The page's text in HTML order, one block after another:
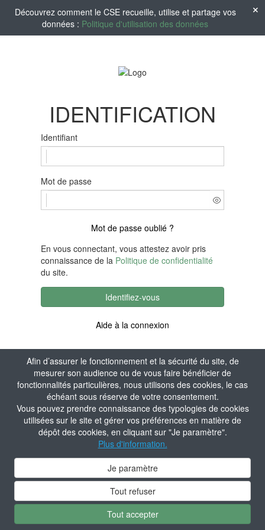
Afin d’assurer le fonctionnement et la sécurité du site, de
mesurer son audience ou de vous faire bénéficier de
fonctionnalités particulières, nous utilisons des cookies, le cas
échéant sous réserve de votre consentement.
Vous pouvez prendre connaissance des typologies de cookies
utilisées sur le site et gérer vos préférences en matière de
dépôt des cookies, en cliquant sur "Je paramètre".
Plus d'information.
Je paramètre
Tout refuser
Tout accepter
Découvrez comment le CSE recueille, utilise et partage vos
données : Politique d'utilisation des données
IDENTIFICATION
Identifiant
Mot de passe
Mot de passe oublié ?
En vous connectant, vous attestez avoir pris
connaissance de la Politique de confidentialité
du site.
Identifiez-vous
Aide à la connexion